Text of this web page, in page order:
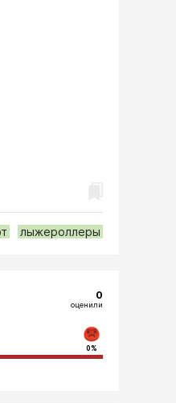
лыжероллеры
0
оценили
0%